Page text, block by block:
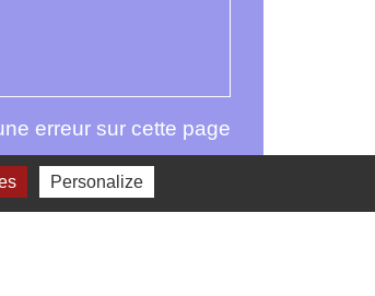
erreur sur cette page
Personalize